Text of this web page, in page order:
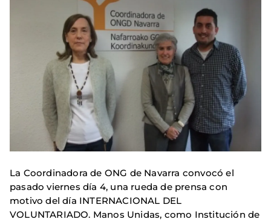
La Coordinadora de ONG de Navarra convocó el
pasado viernes día 4, una rueda de prensa con
motivo del día INTERNACIONAL DEL
VOLUNTARIADO. Manos Unidas, como Institución de